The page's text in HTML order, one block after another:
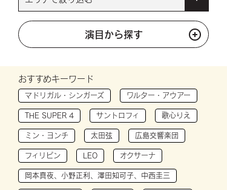
演目から探す
おすすめキーワード
マドリガル・シンガーズ ワルター・アウアー
THE SUPER 4 サントロフィ 歌心りえ
ミン・ヨンチ 太田弦 広島交響楽団
フィリピン LEO オクサーナ
岡本真夜、小野正利、澤田知可子、中西圭三